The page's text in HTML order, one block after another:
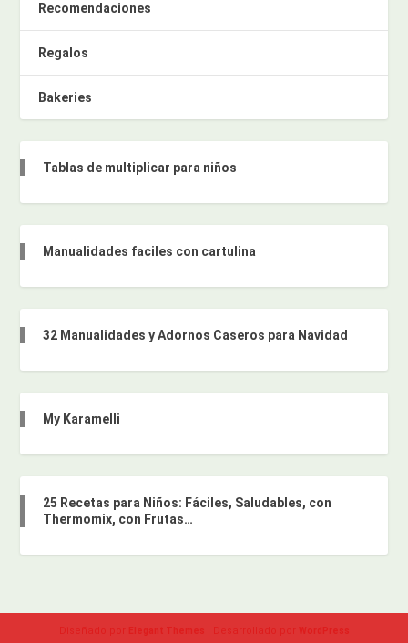
Recomendaciones
Regalos
Bakeries
Tablas de multiplicar para niños
Manualidades faciles con cartulina
32 Manualidades y Adornos Caseros para Navidad
My Karamelli
25 Recetas para Niños: Fáciles, Saludables, con
Thermomix, con Frutas…
Diseñado por Elegant Themes | Desarrollado por WordPress